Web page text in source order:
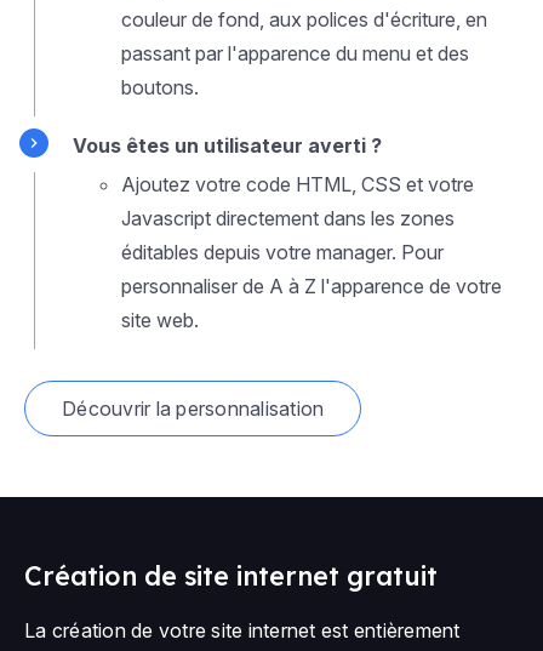
couleur de fond, aux polices d'écriture, en
passant par l'apparence du menu et des
boutons.
Vous êtes un utilisateur averti ?
Ajoutez votre code HTML, CSS et votre
Javascript directement dans les zones
éditables depuis votre manager. Pour
personnaliser de A à Z l'apparence de votre
site web.
Découvrir la personnalisation
Création de site internet gratuit
La création de votre site internet est entièrement